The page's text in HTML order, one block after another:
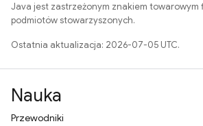
Java jest zastrzeżonym znakiem towarowym
podmiotów stowarzyszonych.
Ostatnia aktualizacja: 2026-07-05 UTC.
Nauka
Przewodniki